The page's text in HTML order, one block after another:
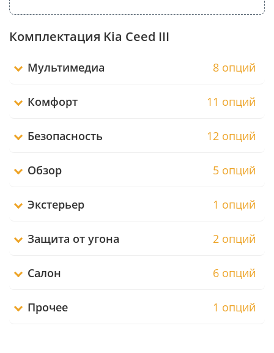
Комплектация Kia Ceed III
Мультимедиа 8 опций
Комфорт 11 опций
Безопасность 12 опций
Обзор 5 опций
Экстерьер 1 опций
Защита от угона 2 опций
Салон 6 опций
Прочее 1 опций